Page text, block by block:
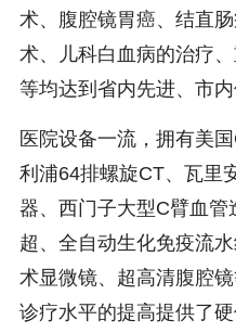
术、腹腔镜胃癌、结直
术、儿科白血病的治疗
等均达到省内先进、市内
医院设备一流，拥有美
利浦64排螺旋CT、瓦里
器、西门子大型C臂血
超、全自动生化免疫流
术显微镜、超高清腹腔
诊疗水平的提高提供了